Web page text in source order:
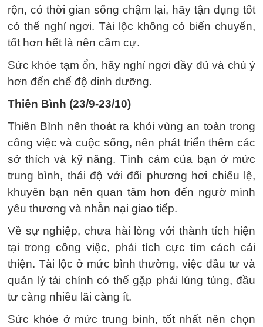
rộn, có thời gian sống chậm lại, hãy tận dụng tốt
có thể nghỉ ngơi. Tài lộc không có biến chuyển,
tốt hơn hết là nên cầm cự.
Sức khỏe tạm ổn, hãy nghỉ ngơi đầy đủ và chú ý
hơn đến chế độ dinh dưỡng.
Thiên Bình (23/9-23/10)
Thiên Bình nên thoát ra khỏi vùng an toàn trong
công việc và cuộc sống, nên phát triển thêm các
sở thích và kỹ năng. Tình cảm của bạn ở mức
trung bình, thái độ với đối phương hơi chiếu lệ,
khuyên bạn nên quan tâm hơn đến ngườ mình
yêu thương và nhẫn nại giao tiếp.
Về sự nghiệp, chưa hài lòng với thành tích hiện
tại trong công việc, phải tích cực tìm cách cải
thiện. Tài lộc ở mức bình thường, việc đầu tư và
quản lý tài chính có thể gặp phải lúng túng, đầu
tư càng nhiều lãi càng ít.
Sức khỏe ở mức trung bình, tốt nhất nên chọn